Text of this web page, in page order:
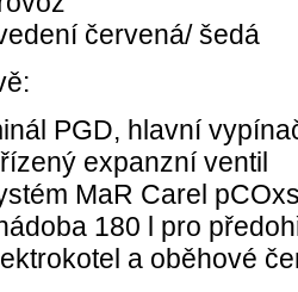
červená/ šedá
PGD, hlavní
expanzní ventil
MaR Carel
180 l pro
a oběhové